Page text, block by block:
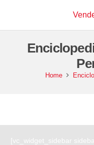
Home
[vc_widget_sidebar